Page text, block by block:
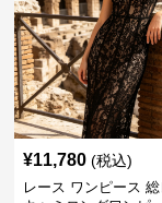
¥11,780 (税込)
レース ワンピース